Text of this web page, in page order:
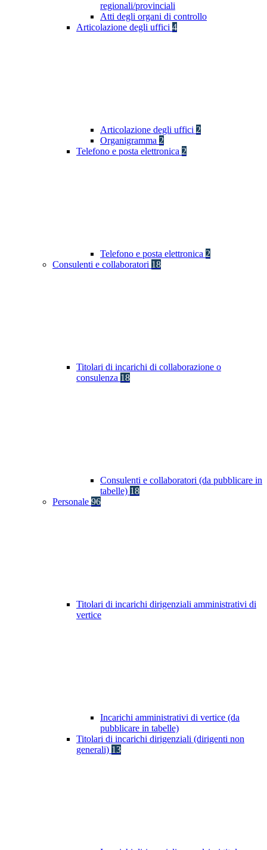
regionali/provinciali
Atti degli organi di controllo
Articolazione degli uffici 4
Articolazione degli uffici 2
Organigramma 2
Telefono e posta elettronica 2
Telefono e posta elettronica 2
Consulenti e collaboratori 18
Titolari di incarichi di collaborazione o
consulenza 18
Consulenti e collaboratori (da pubblicare in
tabelle) 18
Personale 96
Titolari di incarichi dirigenziali amministrativi di
vertice
Incarichi amministrativi di vertice (da
pubblicare in tabelle)
Titolari di incarichi dirigenziali (dirigenti non
generali) 13